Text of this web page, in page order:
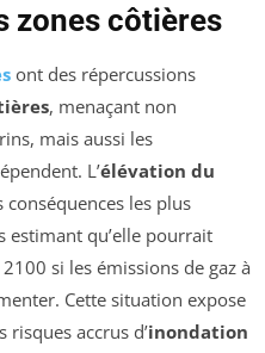
zones côtières
ont des répercussions
, menaçant non
mais aussi les
L’élévation du
conséquences les plus
estimant qu’elle pourrait
si les émissions de gaz à
Cette situation expose
risques accrus d’inondation